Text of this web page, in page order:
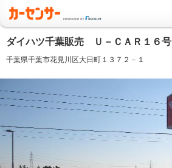
ダイハツ千葉販売 Ｕ－ＣＡＲ１６号
千葉県千葉市花見川区大日町１３７２－１